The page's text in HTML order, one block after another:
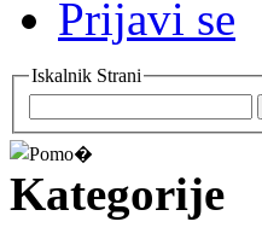
Prijavi se
Iskalnik Strani
Kategorije